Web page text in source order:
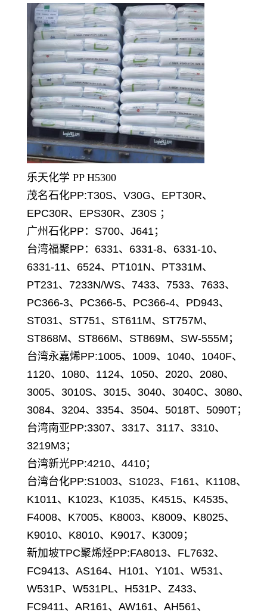
乐天化学 PP H5300
茂名石化PP:T30S、V30G、EPT30R、
EPC30R、EPS30R、Z30S ；
广州石化PP：S700、J641；
台湾福聚PP：6331、6331-8、6331-10、
6331-11、6524、PT101N、PT331M、
PT231、7233N/WS、7433、7533、7633、
PC366-3、PC366-5、PC366-4、PD943、
ST031、ST751、ST611M、ST757M、
ST868M、ST866M、ST869M、SW-555M；
台湾永嘉烯PP:1005、1009、1040、1040F、
1120、1080、1124、1050、2020、2080、
3005、3010S、3015、3040、3040C、3080、
3084、3204、3354、3504、5018T、5090T；
台湾南亚PP:3307、3317、3117、3310、
3219M3；
台湾新光PP:4210、4410；
台湾台化PP:S1003、S1023、F161、K1108、
K1011、K1023、K1035、K4515、K4535、
F4008、K7005、K8003、K8009、K8025、
K9010、K8010、K9017、K3009；
新加坡TPC聚烯烃PP:FA8013、FL7632、
FC9413、AS164、H101、Y101、W531、
W531P、W531PL、H531P、Z433、
FC9411、AR161、AW161、AH561、